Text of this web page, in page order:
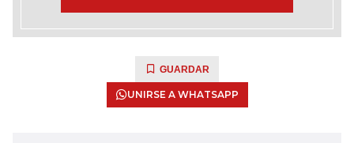
GUARDAR
UNIRSE A WHATSAPP